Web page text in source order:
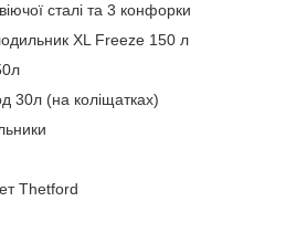
сталі та 3 конфорки
XL Freeze 150 л
30л (на коліщатках)
Thetford